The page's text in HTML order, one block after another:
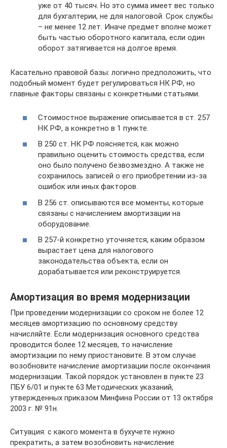
уже от 40 тысяч. Но это сумма имеет вес только
для бухгалтерии, не для налоговой. Срок службы
– не менее 12 лет. Иначе предмет вполне может
быть частью оборотного капитала, если один
оборот затягивается на долгое время.
Касательно правовой базы: логично предположить, что
подобный момент будет регулироваться НК РФ, но
главные факторы связаны с конкретными статьями.
Стоимостное выражение описывается в ст. 257
НК РФ, а конкретно в 1 пункте.
В 250 ст. НК РФ поясняется, как можно
правильно оценить стоимость средства, если
оно было получено безвозмездно. А также не
сохранилось записей о его приобретении из-за
ошибок или иных факторов.
В 256 ст. описываются все моменты, которые
связаны с начислением амортизации на
оборудование.
В 257-й конкретно уточняется, каким образом
вырастает цена для налогового
законодательства объекта, если он
дорабатывается или реконструируется.
Амортизация во время модернизации
При проведении модернизации со сроком не более 12
месяцев амортизацию по основному средству
начисляйте. Если модернизация основного средства
проводится более 12 месяцев, то начисление
амортизации по нему приостановите. В этом случае
возобновите начисление амортизации после окончания
модернизации. Такой порядок установлен в пункте 23
ПБУ 6/01 и пункте 63 Методических указаний,
утвержденных приказом Минфина России от 13 октября
2003 г. № 91н.
Ситуация: с какого момента в бухучете нужно
прекратить, а затем возобновить начисление